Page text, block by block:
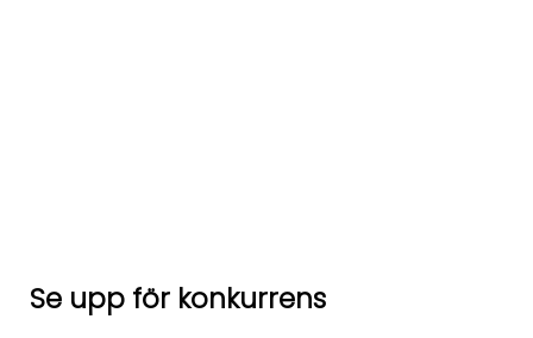
Se upp för konkurrens